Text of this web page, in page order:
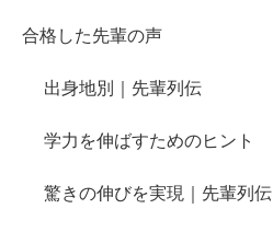
合格した先輩の声
出身地別｜先輩列伝
学力を伸ばすためのヒント
驚きの伸びを実現｜先輩列伝